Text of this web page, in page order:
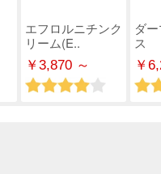
エフロルニチンク
リーム(E..
￥3,870 ～
ダ
ス
￥